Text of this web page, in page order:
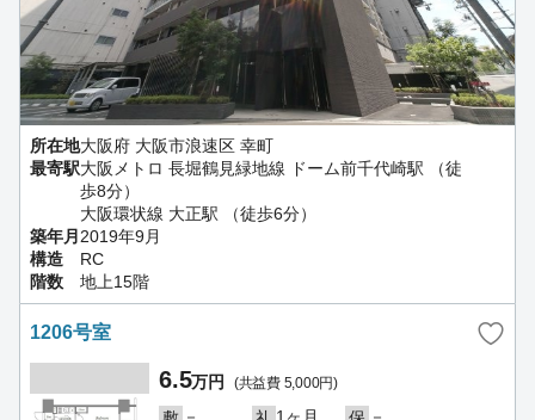
所在地大阪府 大阪市浪速区 幸町
最寄駅大阪メトロ 長堀鶴見緑地線 ドーム前千代崎駅 （徒
歩8分）
大阪環状線 大正駅 （徒歩6分）
築年月2019年9月
構造
RC
階数
地上15階
1206号室
6.5万円 (共益費 5,000円)
－ 1ヶ月
－